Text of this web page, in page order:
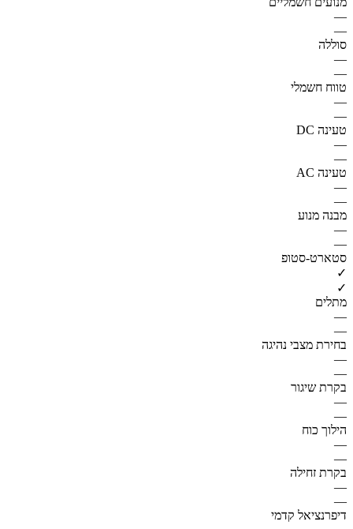
—
—
סוללה
—
—
טווח חשמלי
—
—
טעינה DC
—
—
טעינה AC
—
—
מבנה מנוע
—
—
סטארט-סטופ
✓
✓
מתלים
—
—
בחירת מצבי נהיגה
—
—
בקרת שיגור
—
—
הילוך כוח
—
—
בקרת זחילה
—
—
דיפרנציאל קדמי